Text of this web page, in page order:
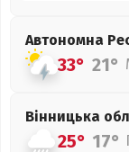
Автономна
33° 21°
Вінницька
25° 17°